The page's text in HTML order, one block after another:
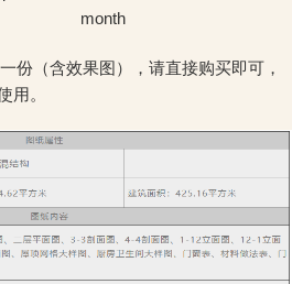
month
份（含效果图），请直接购买即可，
用。